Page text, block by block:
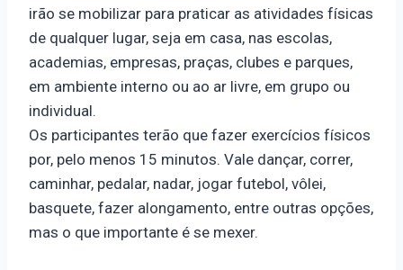
irão se mobilizar para praticar as atividades físicas
de qualquer lugar, seja em casa, nas escolas,
academias, empresas, praças, clubes e parques,
em ambiente interno ou ao ar livre, em grupo ou
individual.
Os participantes terão que fazer exercícios físicos
por, pelo menos 15 minutos. Vale dançar, correr,
caminhar, pedalar, nadar, jogar futebol, vôlei,
basquete, fazer alongamento, entre outras opções,
mas o que importante é se mexer.